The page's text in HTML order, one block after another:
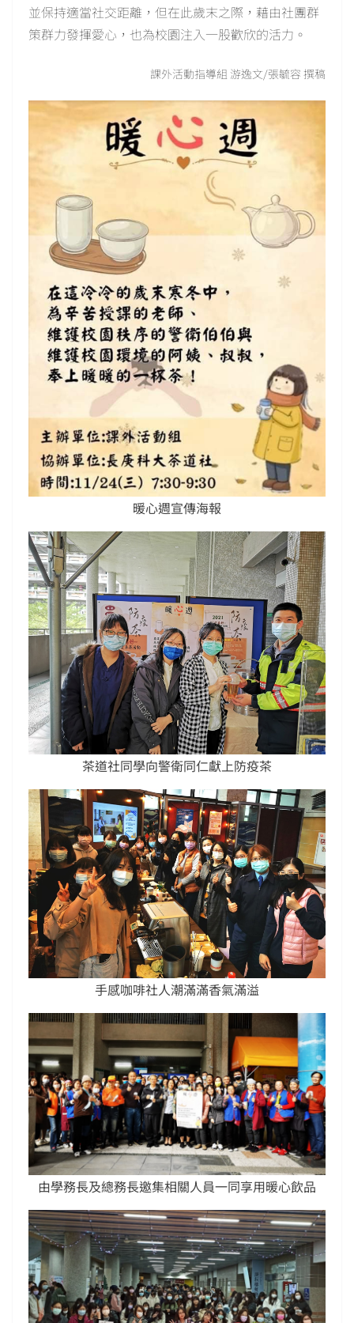
並保持適當社交距離，但在此歲末之際，藉由社團群
策群力發揮愛心，也為校園注入一股歡欣的活力。
課外活動指導組 游逸文/張毓容 撰稿
暖心週宣傳海報
茶道社同學向警衛同仁獻上防疫茶
手感咖啡社人潮滿滿香氣滿溢
由學務長及總務長邀集相關人員一同享用暖心飲品